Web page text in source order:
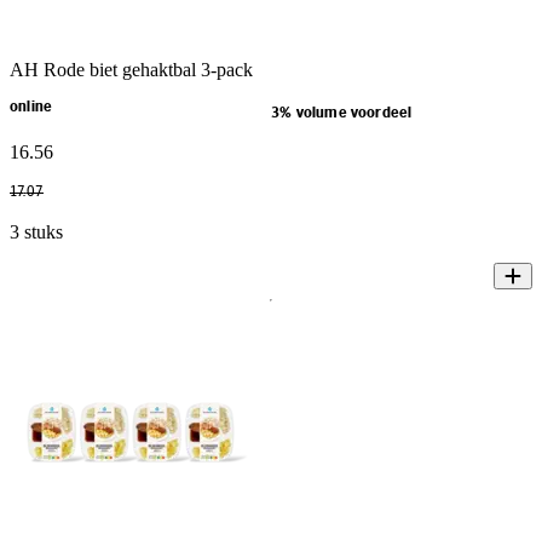
AH Rode biet gehaktbal 3-pack
online 3% volume voordeel
16.56
17.07
3 stuks